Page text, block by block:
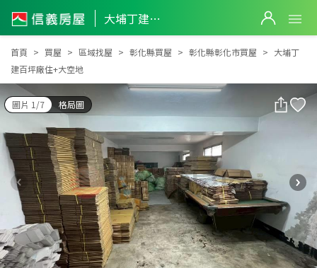
大埔丁建百坪廠住+大空地
大埔丁建百坪廠住+大空地
首頁 買屋 區域找屋 彰化縣買屋 彰化縣彰化市買屋
大埔丁
建百坪廠住+大空地
圖片 1/7 格局圖